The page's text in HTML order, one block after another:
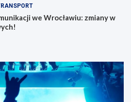
we Wrocławiu: zmiany w